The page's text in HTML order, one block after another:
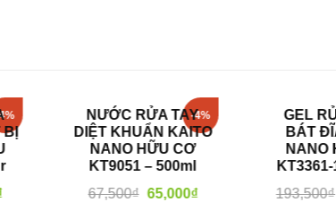
-4%
NƯỚC RỬA TAY
DIỆT KHUẨN KAITO
NANO HỮU CƠ
KT9051 – 500ml
65,000₫
-2%
GEL RỬA CHÉN
BÁT ĐĨA KAITO
NANO HỮU CƠ
KT3361-1 – 3,6 KG
190,000₫